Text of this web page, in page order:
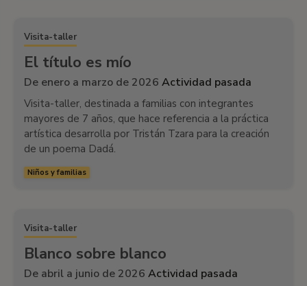
Visita-taller
El título es mío
De enero a marzo de 2026 Actividad pasada
Visita-taller, destinada a familias con integrantes
mayores de 7 años, que hace referencia a la práctica
artística desarrolla por Tristán Tzara para la creación
de un poema Dadá.
Niños y familias
Visita-taller
Blanco sobre blanco
De abril a junio de 2026 Actividad pasada